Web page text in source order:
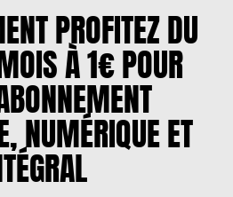
PROFITEZ DU
À 1€ POUR
NUMÉRIQUE ET